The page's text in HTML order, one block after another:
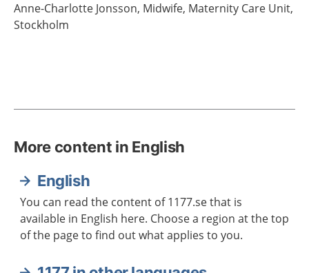
Anne-Charlotte Jonsson, Midwife, Maternity Care Unit,
Stockholm
More content in English
English
You can read the content of 1177.se that is
available in English here. Choose a region at the top
of the page to find out what applies to you.